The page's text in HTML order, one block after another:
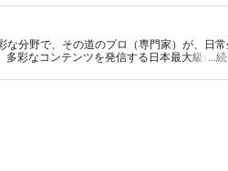
な分野で、その道のプロ（専門家）が、日常
彩なコンテンツを発信する日本最大級の...